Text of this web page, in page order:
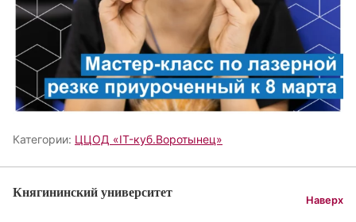
Категории: ЦЦОД «IT-куб.Воротынец»
Княгининский университет Наверх